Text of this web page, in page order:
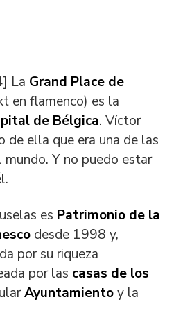
La Grand Place de
en flamenco) es la
de Bélgica. Víctor
de ella que era una de las
Y no puedo estar
es Patrimonio de la
desde 1998 y,
por su riqueza
por las casas de los
Ayuntamientoy la